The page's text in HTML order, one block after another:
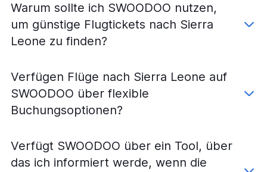
Warum sollte ich SWOODOO nutzen,
um günstige Flugtickets nach Sierra
Leone zu finden?
Verfügen Flüge nach Sierra Leone auf
SWOODOO über flexible
Buchungsoptionen?
Verfügt SWOODOO über ein Tool, über
das ich informiert werde, wenn die